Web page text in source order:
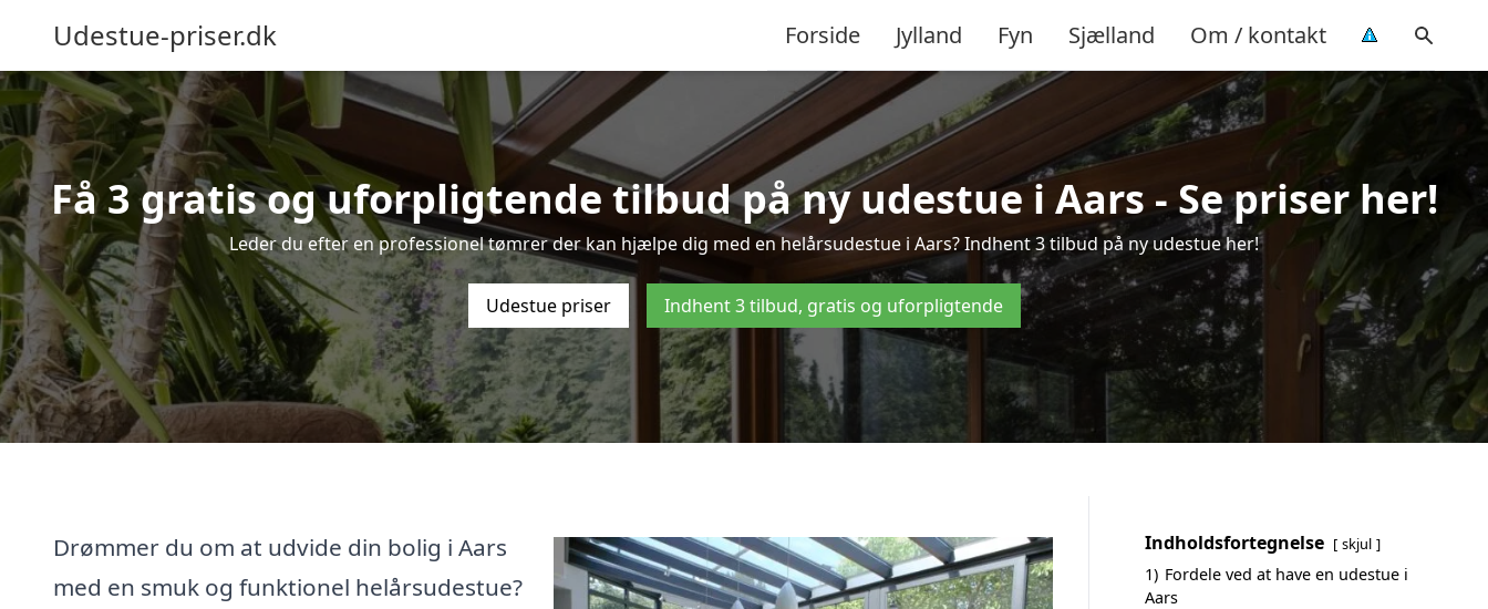
Udestue-priser.dk Forside Jylland Fyn Sjælland Om / kontakt
Få 3 gratis og uforpligtende tilbud på ny udestue i Aars - Se priser her!
Leder du efter en professionel tømrer der kan hjælpe dig med en helårsudestue i Aars? Indhent 3 tilbud på ny udestue her!
Udestue priser Indhent 3 tilbud, gratis og uforpligtende
Drømmer du om at udvide din bolig i Aars
med en smuk og funktionel helårsudestue?
Indholdsfortegnelse skjul
1) Fordele ved at have en udestue i
Aars